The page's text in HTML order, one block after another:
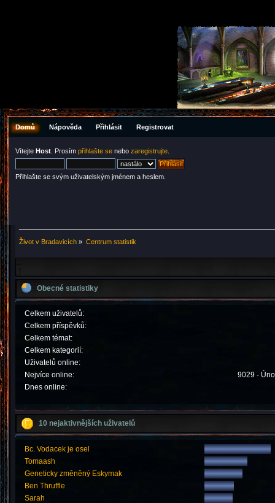
Domů Nápověda Přihlásit Registrovat
Vítejte Host . Prosím přihlašte se nebo zaregistrujte
Přihlašte se svým uživatelským jménem a heslem.
Život v Bradavicích » Centrum statistik
Obecné statistiky
Celkem uživatelů:
Celkem příspěvků:
Celkem témat:
Celkem kategorií:
Uživatelů online:
Nejvíce online:
9029 -
Dnes online:
10 nejaktivnějších uživatelů
Bc. Vodacek je osel
Tomaash
Geneticky změněný Eskymak
Ben Thruffle
Sarah